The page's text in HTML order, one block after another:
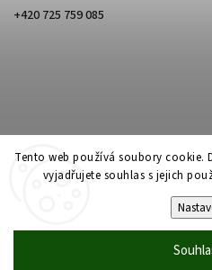
Tento web používá soubory cookie.
vyjadřujete souhlas s jejich
+420 725 759 085
Professor Onyx